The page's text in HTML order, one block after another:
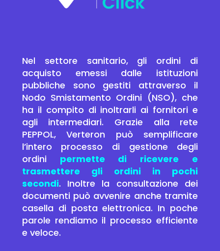
Nel settore sanitario, gli ordini di
acquisto emessi dalle istituzioni
pubbliche sono gestiti attraverso il
Nodo Smistamento Ordini (NSO), che
ha il compito di inoltrarli ai fornitori e
agli intermediari. Grazie alla rete
PEPPOL, Verteron può semplificare
l’intero processo di gestione degli
ordini permette di ricevere e
trasmettere gli ordini in pochi
secondi. Inoltre la consultazione dei
documenti può avvenire anche tramite
casella di posta elettronica. In poche
parole rendiamo il processo efficiente
e veloce.